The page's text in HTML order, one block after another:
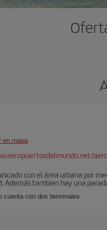
en mapa
con el área urbana por
Además tambien hay una
cuenta con dos terminales.